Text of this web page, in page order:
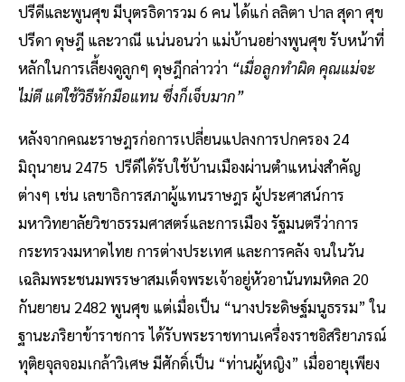
ปรีดีและพูนศุข มีบุตรธิดารวม 6 คน ได้แก่ ลลิตา ปาล สุดา ศุข
ปรีดา ดุษฎี และวาณี แน่นอนว่า แม่บ้านอย่างพูนศุข รับหน้าที่
หลักในการเลี้ยงดูลูกๆ ดุษฎีกล่าวว่า “เมื่อลูกทำผิด คุณแม่จะ
ไม่ตี แต่ใช้วิธีหักมือแทน ซึ่งก็เจ็บมาก”
หลังจากคณะราษฎรก่อการเปลี่ยนแปลงการปกครอง 24
มิถุนายน 2475 ปรีดีได้รับใช้บ้านเมืองผ่านตำแหน่งสำคัญ
ต่างๆ เช่น เลขาธิการสภาผู้แทนราษฎร ผู้ประศาสน์การ
มหาวิทยาลัยวิชาธรรมศาสตร์และการเมือง รัฐมนตรีว่าการ
กระทรวงมหาดไทย การต่างประเทศ และการคลัง จนในวัน
เฉลิมพระชนมพรรษาสมเด็จพระเจ้าอยู่หัวอานันทมหิดล 20
กันยายน 2482 พูนศุข แต่เมื่อเป็น “นางประดิษฐ์มนูธรรม” ใน
ฐานะภริยาข้าราชการ ได้รับพระราชทานเครื่องราชอิสริยาภรณ์
ทุติยจุลจอมเกล้าวิเศษ มีศักดิ์เป็น “ท่านผู้หญิง” เมื่ออายุเพียง